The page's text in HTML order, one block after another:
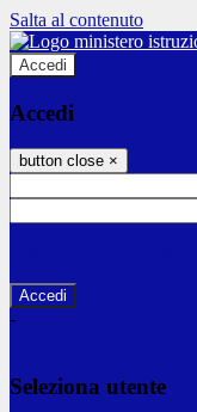
Salta al contenuto
Accedi
Accedi
button close ×
-
Seleziona utente